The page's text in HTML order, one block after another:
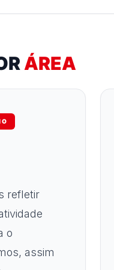
ÁREA
refletir
o
assim